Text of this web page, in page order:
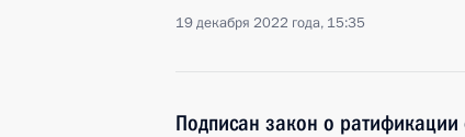
19 декабря 2022 года, 15:35
Подписан закон о